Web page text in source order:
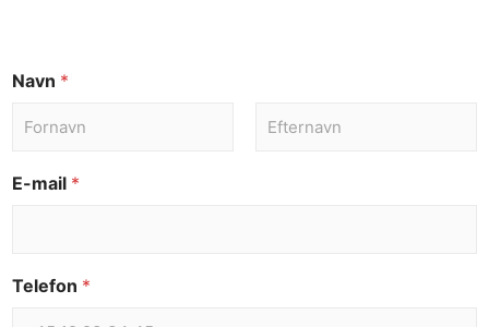
Navn *
E-mail *
Telefon *